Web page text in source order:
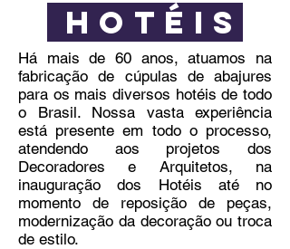
hotéis
Há mais de 60 anos, atuamos na
fabricação de cúpulas de abajures
para os mais diversos hotéis de todo
o Brasil. Nossa vasta experiência
está presente em todo o processo,
atendendo aos projetos dos
Decoradores e Arquitetos, na
inauguração dos Hotéis até no
momento de reposição de peças,
modernização da decoração ou troca
de estilo.